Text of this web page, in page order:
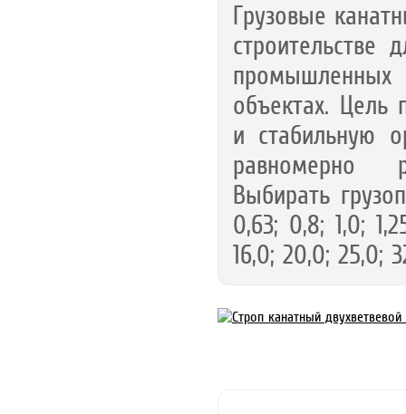
Грузовые
строительстве
промышленных
объектах. Цель
и стабильную
равномерно
Выбирать
0,63; 0,8; 1,0;
16,0; 20,0; 25,0;